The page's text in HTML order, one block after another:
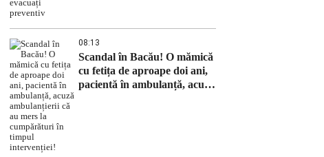
08:13
Scandal în Bacău! O mămică
cu fetița de aproape doi ani,
pacientă în ambulanță, acuză